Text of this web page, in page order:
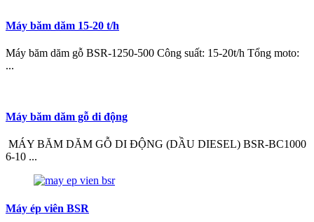
Máy băm dăm 15-20 t/h
Máy băm dăm gỗ BSR-1250-500 Công suất: 15-20t/h Tổng moto:
...
Máy băm dăm gỗ di động
MÁY BĂM DĂM GỖ DI ĐỘNG (DẦU DIESEL) BSR-BC1000
6-10 ...
Máy ép viên BSR